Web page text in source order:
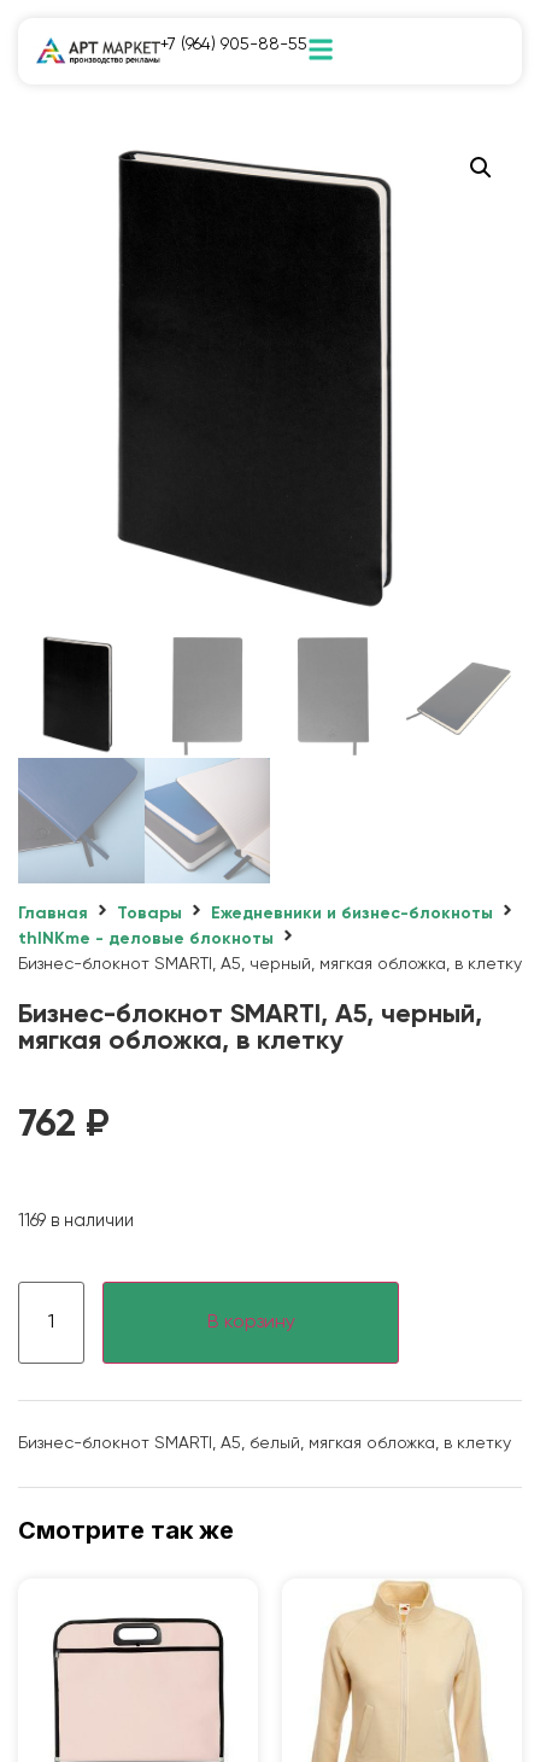
+7 (964) 905-88-55
Главная Товары
Ежедневники и бизнес-блокноты
thINKme - деловые блокноты
Бизнес-блокнот SMARTI, A5, черный, мягкая обложка, в клетку
Бизнес-блокнот SMARTI, A5, черный,
мягкая обложка, в клетку
762 ₽
1169 в наличии
В корзину
Бизнес-блокнот SMARTI, A5, белый, мягкая обложка, в клетку
Смотрите так же